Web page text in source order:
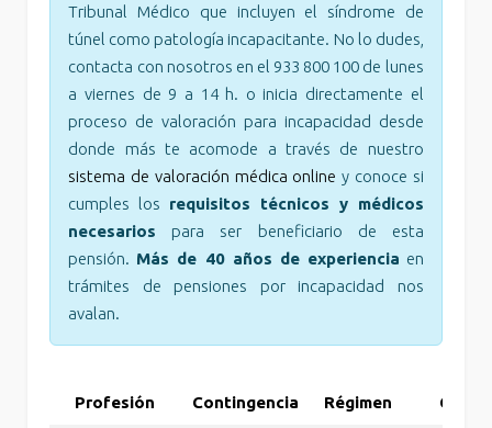
Tribunal Médico que incluyen el síndrome de
túnel como patología incapacitante. No lo dudes,
contacta con nosotros en el 933 800 100 de lunes
a viernes de 9 a 14 h. o inicia directamente el
proceso de valoración para incapacidad desde
donde más te acomode a través de nuestro
sistema de valoración médica online y conoce si
cumples los requisitos técnicos y médicos
necesarios para ser beneficiario de esta
pensión. Más de 40 años de experiencia en
trámites de pensiones por incapacidad nos
avalan.
Profesión Contingencia Régimen